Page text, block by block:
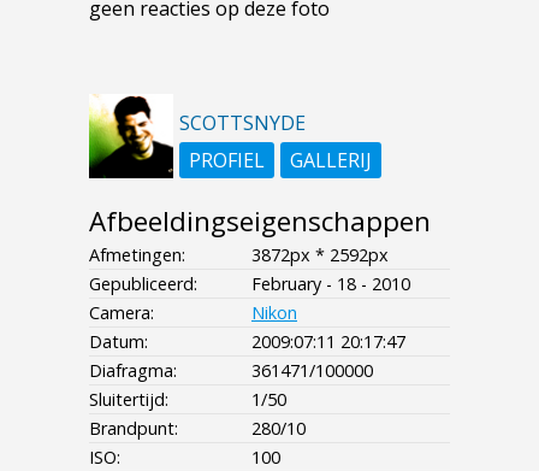
geen reacties op deze foto
SCOTTSNYDE
PROFIEL
GALLERIJ
Afbeeldingseigenschappen
Afmetingen:
3872px * 2592px
Gepubliceerd:
February - 18 - 2010
Camera:
Nikon
Datum:
2009:07:11 20:17:47
Diafragma:
361471/100000
Sluitertijd:
1/50
Brandpunt:
280/10
ISO:
100